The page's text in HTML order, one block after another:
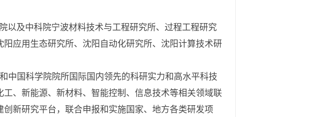
及中科院宁波材料技术与工程研究所、过程工程研究
应用生态研究所、沈阳自动化研究所、沈阳计算技术研
国科学院院所国际国内领先的科研实力和高水平科技
、新能源、新材料、智能控制、信息技术等相关领域联
新研究平台，联合申报和实施国家、地方各类研发项